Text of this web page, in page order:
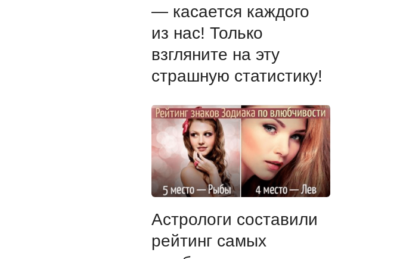
— касается каждого
из нас! Только
взгляните на эту
страшную статистику!
Астрологи составили
рейтинг самых